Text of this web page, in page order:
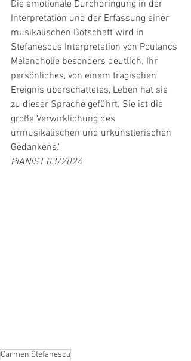
Die emotionale Durchdringung in der
Interpretation und der Erfassung einer
musikalischen Botschaft wird in
Stefanescus Interpretation von Poulancs
Melancholie besonders deutlich. Ihr
persönliches, von einem tragischen
Ereignis überschattetes, Leben hat sie
zu dieser Sprache geführt. Sie ist die
große Verwirklichung des
urmusikalischen und urkünstlerischen
Gedankens."
PIANIST 03/2024
Carmen Stefanescu